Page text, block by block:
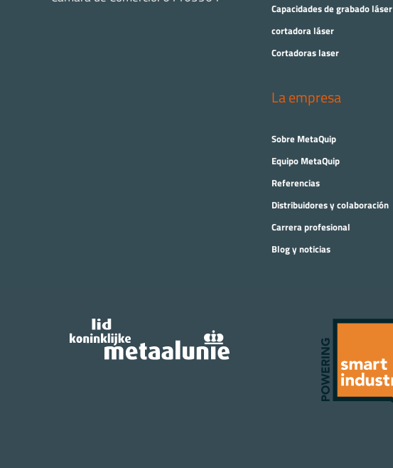
Capacidades de grabado láser
cortadora láser
Cortadoras laser
La empresa
Sobre MetaQuip
Equipo MetaQuip
Referencias
Distribuidores y colaboración
Carrera profesional
Blog y noticias